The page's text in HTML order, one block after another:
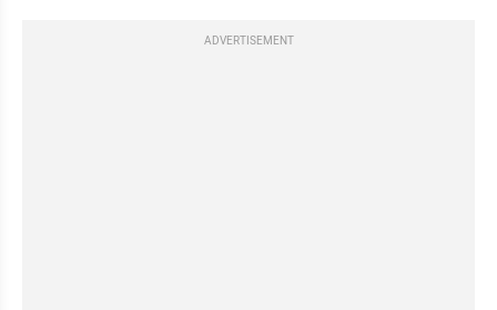
ADVERTISEMENT